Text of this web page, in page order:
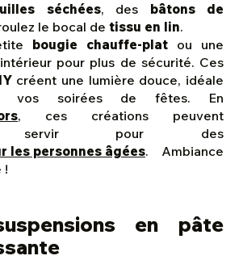
séchées, des bâtons de
le bocal de tissu en lin.
bougie chauffe-plat ou une
pour plus de sécurité. Ces
créent une lumière douce, idéale
vos soirées de fêtes. En
, ces créations peuvent
servir pour des
les personnes âgées. Ambiance
!
en pâte